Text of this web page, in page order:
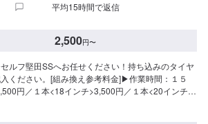
平均15時間で返信
2,500円〜
ルフ堅田SSへお任せください！持ち込みのタイヤ
ください。[組み換え参考料金]▶︎作業時間：１５
円／１本<18インチ>3,500円／１本<20インチ